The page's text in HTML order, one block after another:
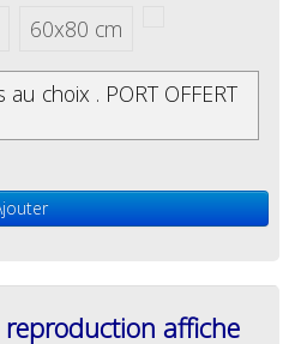
60x80 cm
choix . PORT OFFERT
reproduction affiche